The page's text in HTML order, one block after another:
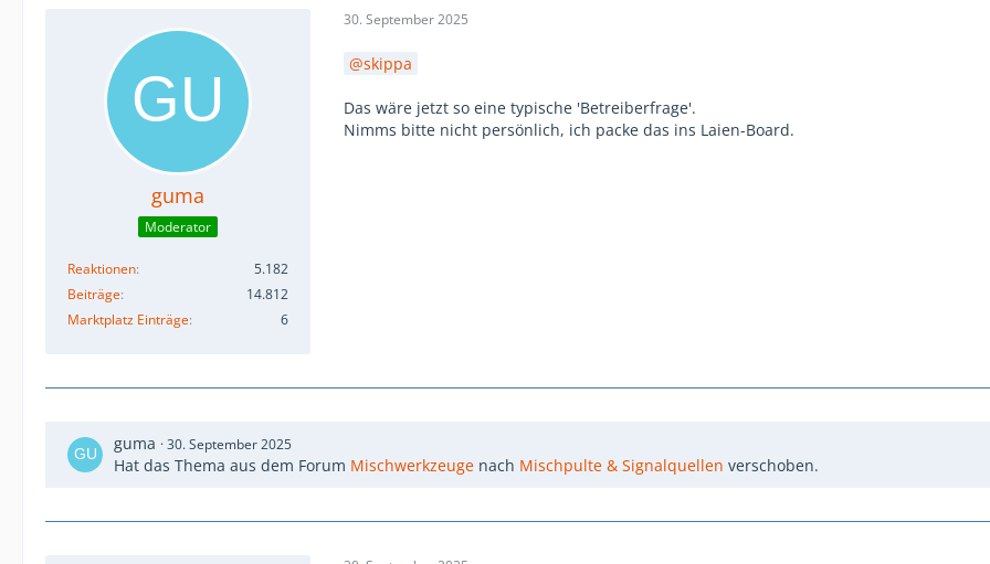
guma
Moderator
Reaktionen
5.182
Beiträge
14.812
Marktplatz Einträge
6
30. September 2025
skippa
Das wäre jetzt so eine typische 'Betreiberfrage'.
Nimms bitte nicht persönlich, ich packe das ins Laien-Board.
guma 30. September 2025
Hat das Thema aus dem Forum Mischwerkzeuge nach Mischpulte & Signalquellen verschoben.